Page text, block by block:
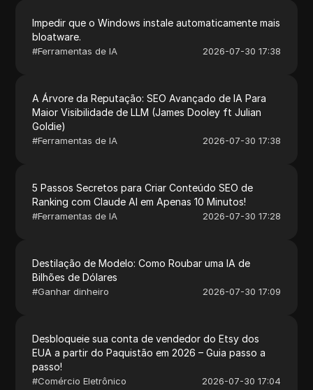
Impedir que o Windows instale automaticamente mais
bloatware.
#Ferramentas de IA 2026-07-30 17:38
A Árvore da Reputação: SEO Avançado de IA Para
Maior Visibilidade de LLM (James Dooley ft Julian
Goldie)
#Ferramentas de IA 2026-07-30 17:38
5 Passos Secretos para Criar Conteúdo SEO de
Ranking com Claude AI em Apenas 10 Minutos!
#Ferramentas de IA 2026-07-30 17:28
Destilação de Modelo: Como Roubar uma IA de
Bilhões de Dólares
#Ganhar dinheiro 2026-07-30 17:09
Desbloqueie sua conta de vendedor do Etsy dos
EUA a partir do Paquistão em 2026 – Guia passo a
passo!
#Comércio Eletrônico 2026-07-30 17:04